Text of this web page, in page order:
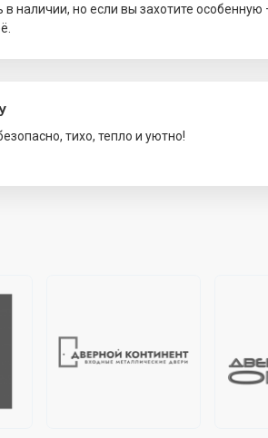
наличии, но если вы захотите
тихо, тепло и уютно!